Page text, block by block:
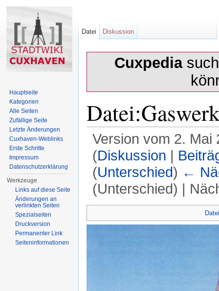
Cuxpedia
Version vom 2.
(Diskussion |
(Unterschied) ←
(Unterschied) |
Datei Diskussion
Hauptseite
Kategorien
Alle Seiten
Zufällige Seite
Letzte Änderungen
Cuxhaven-Weblinks
Erste Schritte
Impressum
Datenschutzerklärung
Werkzeuge
Links auf diese Seite
Änderungen an
verlinkten Seiten
Spezialseiten
Druckversion
Permanenter Link
Seiten­informationen